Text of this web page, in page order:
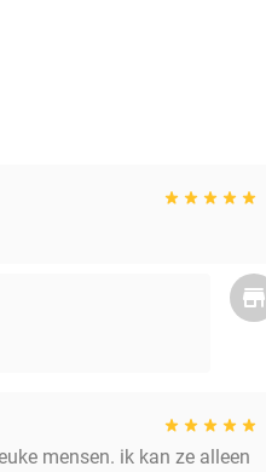
mensen. ik kan ze alleen